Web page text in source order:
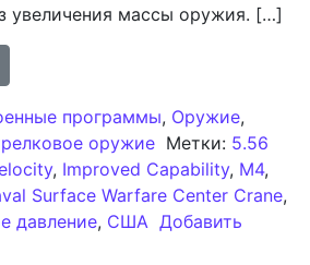
увеличения массы оружия. […]
программы, Оружие,
оружие Метки: 5.56
, Improved Capability, M4,
Surface Warfare Center Crane,
давление, США Добавить